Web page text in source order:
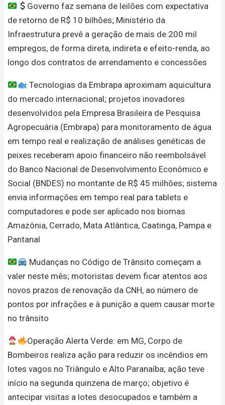
Governo faz semana de leilões com expectativa
de retorno de R$ 10 bilhões; Ministério da
Infraestrutura prevê a geração de mais de 200 mil
empregos, de forma direta, indireta e efeito-renda, ao
longo dos contratos de arrendamento e concessões
Tecnologias da Embrapa aproximam aquicultura
do mercado internacional; projetos inovadores
desenvolvidos pela Empresa Brasileira de Pesquisa
Agropecuária (Embrapa) para monitoramento de água
em tempo real e realização de análises genéticas de
peixes receberam apoio financeiro não reembolsável
do Banco Nacional de Desenvolvimento Econômico e
Social (BNDES) no montante de R$ 45 milhões; sistema
envia informações em tempo real para tablets e
computadores e pode ser aplicado nos biomas
Amazônia, Cerrado, Mata Atlântica, Caatinga, Pampa e
Pantanal
Mudanças no Código de Trânsito começam a
valer neste mês; motoristas devem ficar atentos aos
novos prazos de renovação da CNH, ao número de
pontos por infrações e à punição a quem causar morte
no trânsito
Operação Alerta Verde: em MG, Corpo de
Bombeiros realiza ação para reduzir os incêndios em
lotes vagos no Triângulo e Alto Paranaíba; ação teve
início na segunda quinzena de março; objetivo é
antecipar visitas a lotes desocupados e também a